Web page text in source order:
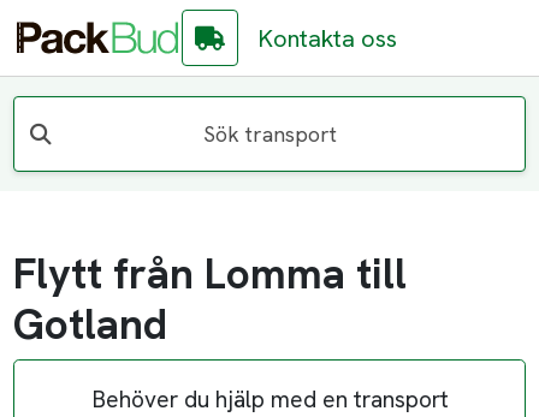
Kontakta oss
Sök transport
Flytt från Lomma till
Gotland
Behöver du hjälp med en transport